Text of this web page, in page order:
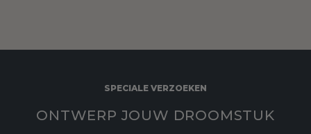
SPECIALE VERZOEKEN
ONTWERP JOUW DROOMSTUK